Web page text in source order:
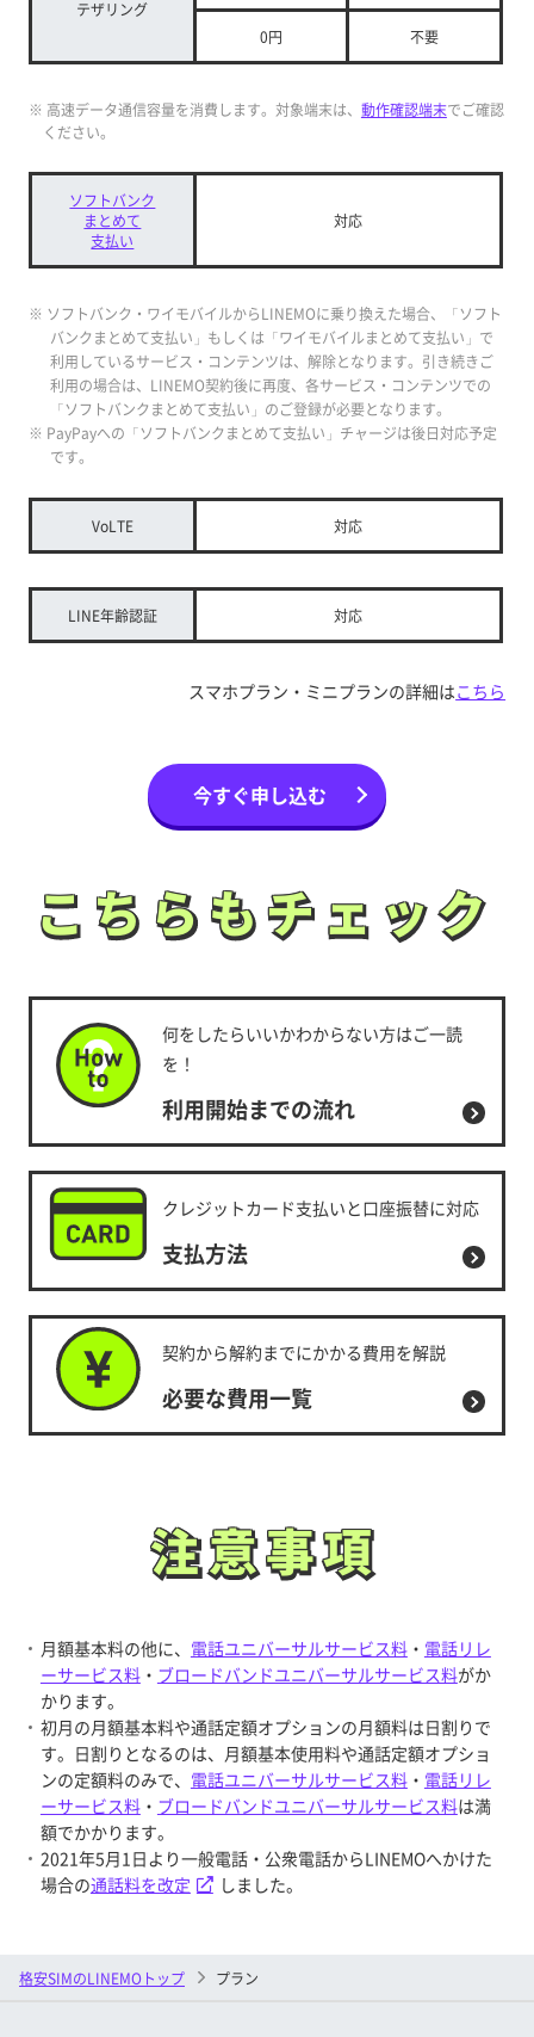
テザリング
0円 不要
※ 高速データ通信容量を消費します。対象端末は、 動作確認端末でご確認
ください。
ソフトバンク
まとめて
支払い
対応
※ ソフトバンク・ワイモバイルからLINEMOに乗り換えた場合、「ソフト
バンクまとめて支払い」もしくは「ワイモバイルまとめて支払い」で
利用しているサービス・コンテンツは、解除となります。引き続きご
利用の場合は、LINEMO契約後に再度、各サービス・コンテンツでの
「ソフトバンクまとめて支払い」のご登録が必要となります。
※ PayPayへの「ソフトバンクまとめて支払い」チャージは後日対応予定
です。
VoLTE 対応
LINE年齢認証 対応
スマホプラン・ミニプランの詳細はこちら
今すぐ申し込む
こちらもチェック
こちらもチェック
何をしたらいいかわからない方はご一読
を！
利用開始までの流れ
クレジットカード支払いと口座振替に対応
支払方法
契約から解約までにかかる費用を解説
必要な費用一覧
注意事項
注意事項
月額基本料の他に、 電話ユニバーサルサービス料・ 電話リレ
ーサービス料・ ブロードバンドユニバーサルサービス料がか
かります。
初月の月額基本料や通話定額オプションの月額料は日割りで
す。日割りとなるのは、月額基本使用料や通話定額オプショ
ンの定額料のみで、 電話ユニバーサルサービス料・ 電話リレ
ーサービス料・ ブロードバンドユニバーサルサービス料は満
額でかかります。
2021年5月1日より一般電話・公衆電話からLINEMOへかけた
場合の通話料を改定 しました。
格安SIMのLINEMOトップ プラン